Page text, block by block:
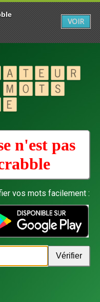
n'est pas
vos mots facilement :
VOIR